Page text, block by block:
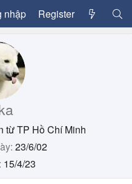
nhập Register
từTP Hồ Chí Minh
23/6/02
15/4/23